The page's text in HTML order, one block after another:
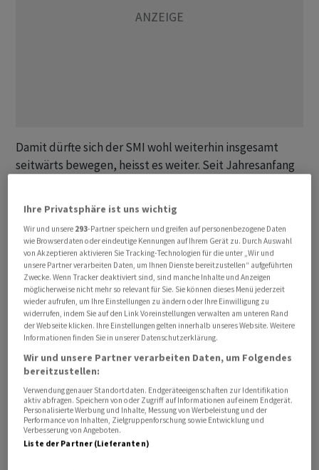
Damit dürfte sich der SMI wohl weiterhin insgesamt
seitwärts bewegen, heisst es weiter. Seit Jahresanfang
und 11'300 Punkten auf und ab bewegt. Möglicherweise
färbten am Berichtstag noch die Bilanzen ausländischer
Konzerne, etwa von Siemens, Hannover Rück oder Walt
Disney, auf die entsprechende Branche ab, sagt ein
Händler. Zudem werden Angaben zur
Industrieproduktion aus einigen EU-Ländern
veröffentlicht. In der Schweiz ist die Arbeitslosenquote
im Januar auf 2,5 von 2,3 Prozent im Dezember
gestiegen. Angesichts der von den Zentralbanken
gedämpften Zinssenkungserwartungen blicken die
Marktteilnehmer derzeit stark auf die Entwicklung der
Konjunktur.
Der von der Bank Julius Bär vorbörslich berechnete SMI
Ihre Privatsphäre ist uns wichtig
Wir und unsere 293-Partner speichern und greifen auf personenbezogene Daten
wie Browserdaten oder eindeutige Kennungen auf Ihrem Gerät zu. Durch Auswahl
von Akzeptieren aktivieren Sie Tracking-Technologien für die unter „Wir und
unsere Partner verarbeiten Daten, um Ihnen Dienste bereitzustellen“ aufgeführten
Zwecke. Wenn Tracker deaktiviert sind, sind manche Inhalte und Anzeigen
möglicherweise nicht mehr so relevant für Sie. Sie können dieses Menü jederzeit
wieder aufrufen, um Ihre Einstellungen zu ändern oder Ihre Einwilligung zu
widerrufen, indem Sie auf den Link Voreinstellungen verwalten am unteren Rand
der Webseite klicken. Ihre Einstellungen gelten innerhalb unseres Website. Weitere
Informationen finden Sie in unserer Datenschutzerklärung.
Wir und unsere Partner verarbeiten Daten, um Folgendes
bereitzustellen:
Verwendung genauer Standortdaten. Endgeräteeigenschaften zur Identifikation
aktiv abfragen. Speichern von oder Zugriff auf Informationen auf einem Endgerät.
Personalisierte Werbung und Inhalte, Messung von Werbeleistung und der
Performance von Inhalten, Zielgruppenforschung sowie Entwicklung und
Verbesserung von Angeboten.
Liste der Partner (Lieferanten)